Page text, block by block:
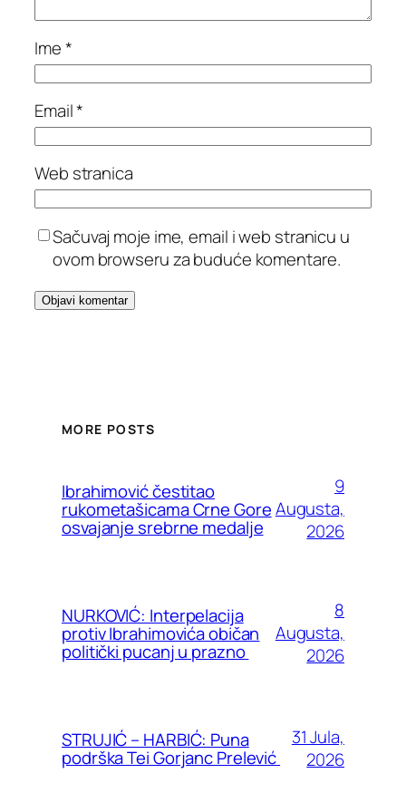
Ime*
Email*
Web stranica
Sačuvaj moje ime, email i web stranicu u
ovom browseru za buduće komentare.
MORE POSTS
Ibrahimović čestitao
rukometašicama Crne Gore
osvajanje srebrne medalje
9
Augusta,
2026
NURKOVIĆ: Interpelacija
protiv Ibrahimovića običan
politički pucanj u prazno
8
Augusta,
2026
STRUJIĆ – HARBIĆ: Puna
podrška Tei Gorjanc Prelević
31 Jula,
2026